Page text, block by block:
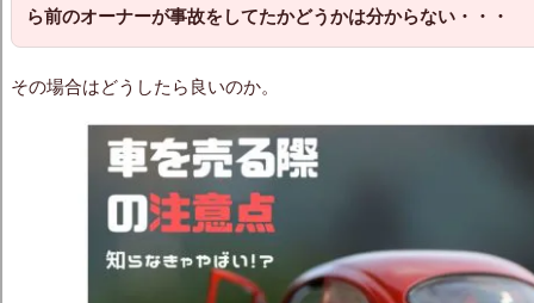
ら前のオーナーが事故をしてたかどうかは分からない・・・
その場合はどうしたら良いのか。